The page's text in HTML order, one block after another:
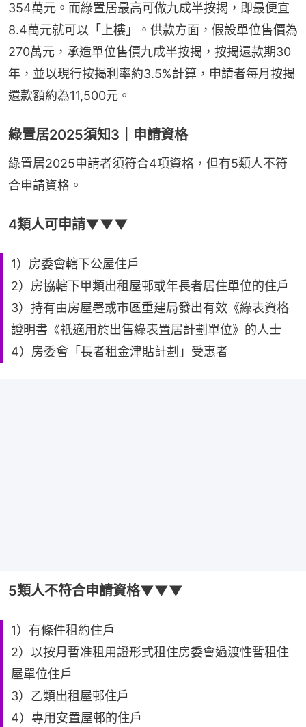
354萬元。而綠置居最高可做九成半按揭，即最便宜
8.4萬元就可以「上樓」。供款方面，假設單位售價為
270萬元，承造單位售價九成半按揭，按揭還款期30
年，並以現行按揭利率約3.5%計算，申請者每月按揭
還款額約為11,500元。
綠置居2025須知3｜申請資格
綠置居2025申請者須符合4項資格，但有5類人不符
合申請資格。
4類人可申請▼▼▼
1）房委會轄下公屋住戶
2）房協轄下甲類出租屋邨或年長者居住單位的住戶
3）持有由房屋署或市區重建局發出有效《綠表資格
證明書《祇適用於出售綠表置居計劃單位》的人士
4）房委會「長者租金津貼計劃」受惠者
5類人不符合申請資格▼▼▼
1）有條件租約住戶
2）以按月暫准租用證形式租住房委會過渡性暫租住
屋單位住戶
3）乙類出租屋邨住戶
4）專用安置屋邨的住戶